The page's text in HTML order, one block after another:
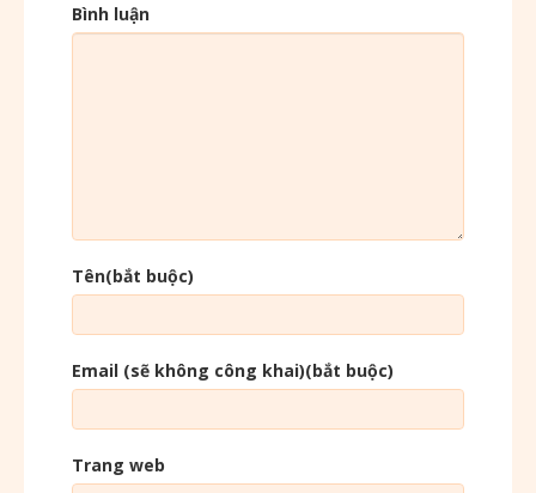
Bình luận
Tên(bắt buộc)
Email (sẽ không công khai)(bắt buộc)
Trang web